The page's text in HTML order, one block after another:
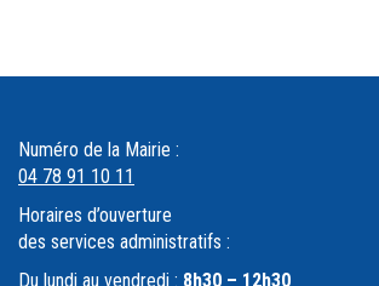
Numéro de la Mairie :
04 78 91 10 11
Horaires d’ouverture
des services administratifs :
Du lundi au vendredi : 8h30 – 12h30